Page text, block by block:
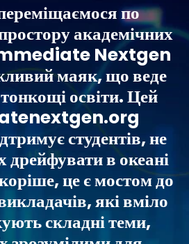
по
академічних
Nextgen
маяк, що веде
освіти. Цей
студентів, не
в океані
це є мостом до
які вміло
складні теми,